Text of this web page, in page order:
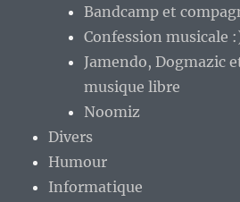
Bandcamp et
Confession musicale
Jamendo, Dogmazic
musique libre
Noomiz
Divers
Humour
Informatique